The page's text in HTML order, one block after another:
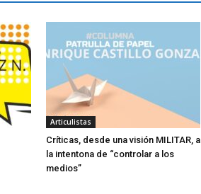
Articulistas
Críticas, desde una visión MILITAR, a
la intentona de “controlar a los
medios”